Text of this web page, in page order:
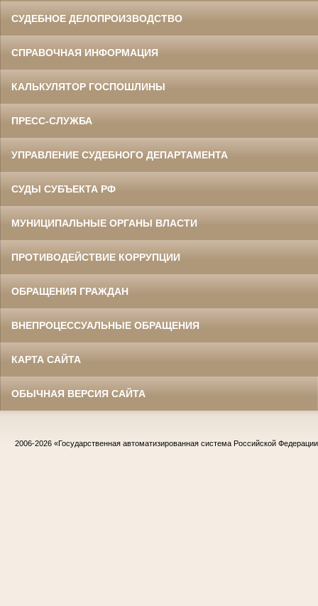
СУДЕБНОЕ ДЕЛОПРОИЗВОДСТВО
СПРАВОЧНАЯ ИНФОРМАЦИЯ
КАЛЬКУЛЯТОР ГОСПОШЛИНЫ
ПРЕСС-СЛУЖБА
УПРАВЛЕНИЕ СУДЕБНОГО ДЕПАРТАМЕНТА
СУДЫ СУБЪЕКТА РФ
МУНИЦИПАЛЬНЫЕ ОРГАНЫ ВЛАСТИ
ПРОТИВОДЕЙСТВИЕ КОРРУПЦИИ
ОБРАЩЕНИЯ ГРАЖДАН
ВНЕПРОЦЕССУАЛЬНЫЕ ОБРАЩЕНИЯ
КАРТА САЙТА
ОБЫЧНАЯ ВЕРСИЯ САЙТА
2006-2026 «Государственная автоматизированная система Российской